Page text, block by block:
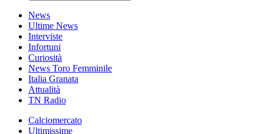
News
Ultime News
Interviste
Infortuni
Curiosità
News Toro Femminile
Italia Granata
Attualità
TN Radio
Calciomercato
Ultimissime